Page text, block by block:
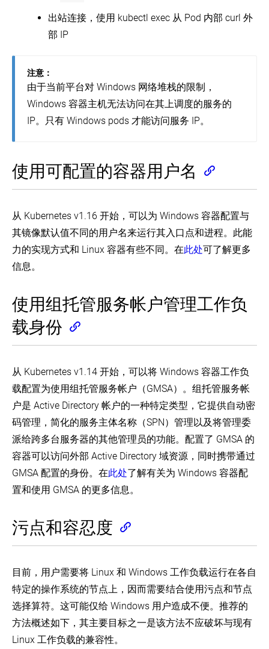
出站连接，使用 kubectl exec 从 Pod 内部 curl 外
部 IP
注意：
由于当前平台对 Windows 网络堆栈的限制，
Windows 容器主机无法访问在其上调度的服务的
IP。只有 Windows pods 才能访问服务 IP。
使用可配置的容器用户名
从 Kubernetes v1.16 开始，可以为 Windows 容器配置与
其镜像默认值不同的用户名来运行其入口点和进程。此能
力的实现方式和 Linux 容器有些不同。在此处可了解更多
信息。
使用组托管服务帐户管理工作负
载身份
从 Kubernetes v1.14 开始，可以将 Windows 容器工作负
载配置为使用组托管服务帐户（GMSA）。组托管服务帐
户是 Active Directory 帐户的一种特定类型，它提供自动密
码管理，简化的服务主体名称（SPN）管理以及将管理委
派给跨多台服务器的其他管理员的功能。配置了 GMSA 的
容器可以访问外部 Active Directory 域资源，同时携带通过
GMSA 配置的身份。在此处了解有关为 Windows 容器配
置和使用 GMSA 的更多信息。
污点和容忍度
目前，用户需要将 Linux 和 Windows 工作负载运行在各自
特定的操作系统的节点上，因而需要结合使用污点和节点
选择算符。这可能仅给 Windows 用户造成不便。推荐的
方法概述如下，其主要目标之一是该方法不应破坏与现有
Linux 工作负载的兼容性。